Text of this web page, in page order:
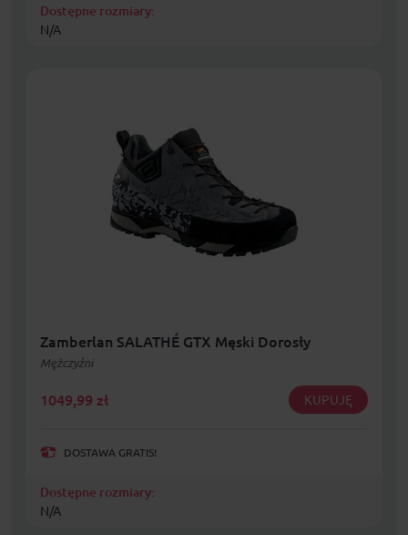
Dostępne rozmiary:
N/A
Zamberlan SALATHÉ GTX Męski Dorosły
Mężczyźni
1049,99 zł KUPUJĘ
DOSTAWA GRATIS!
Dostępne rozmiary:
N/A